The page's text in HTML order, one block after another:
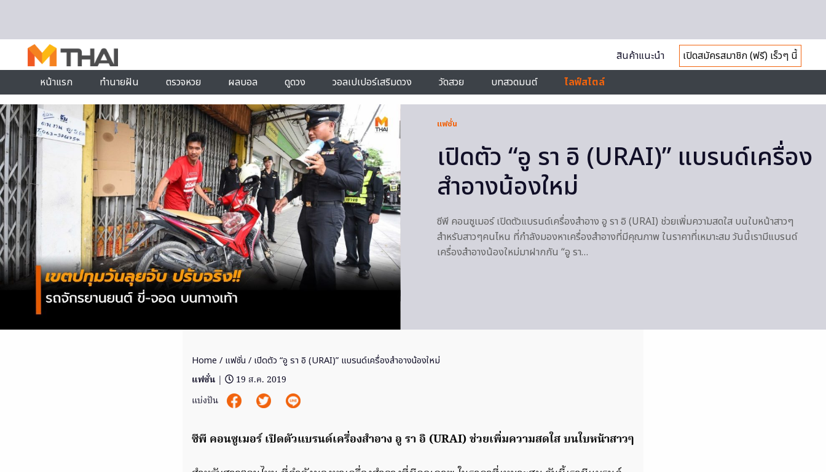
สินค้าแนะนำ
เปิดสมัครสมาชิก (ฟรี) เร็วๆ นี้
หน้าแรก
ทำนายฝัน ตรวจหวย ผลบอล ดูดวง วอลเปเปอร์เสริมดวง วัดสวย บทสวดมนต์ ไลฟ์สไตล์
แฟชั่น
เปิดตัว “อู รา อิ (URAI)” แบรนด์เครื่อง
สำอางน้องใหม่
ซีพี คอนซูเมอร์ เปิดตัวแบรนด์เครื่องสำอาง อู รา อิ (URAI) ช่วยเพิ่มความสดใส บนใบหน้าสาวๆ
สำหรับสาวๆคนไหน ที่กำลังมองหาเครื่องสำอางที่มีคุณภาพ ในราคาที่เหมาะสม วันนี้เรามีแบรนด์
เครื่องสำอางน้องใหม่มาฝากกัน “อู รา…
Home / แฟชั่น / เปิดตัว “อู รา อิ (URAI)” แบรนด์เครื่องสำอางน้องใหม่
แฟชั่น |
19 ส.ค. 2019
แบ่งปัน
ซีพี คอนซูเมอร์ เปิดตัวแบรนด์เครื่องสำอาง อู รา อิ (URAI) ช่วยเพิ่มความสดใส บนใบหน้าสาวๆ